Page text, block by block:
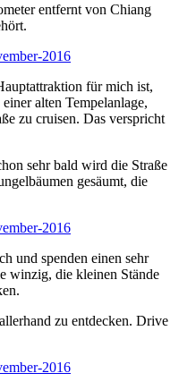
entfernt von Chiang
für mich ist,
alten Tempelanlage,
zu cruisen. Das verspricht
sehr bald wird die Straße
gesäumt, die
und spenden einen sehr
winzig, die kleinen Stände
zu entdecken. Drive